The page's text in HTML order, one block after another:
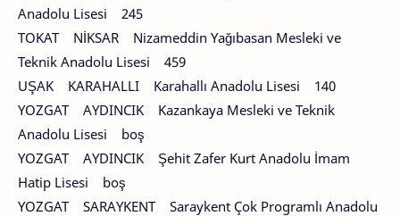
Anadolu Lisesi 245
TOKAT NİKSAR Nizameddin Yağıbasan Mesleki ve
Teknik Anadolu Lisesi 459
UŞAK KARAHALLI Karahallı Anadolu Lisesi 140
YOZGAT AYDINCIK Kazankaya Mesleki ve Teknik
Anadolu Lisesi boş
YOZGAT AYDINCIK Şehit Zafer Kurt Anadolu İmam
Hatip Lisesi boş
YOZGAT SARAYKENT Saraykent Çok Programlı Anadolu